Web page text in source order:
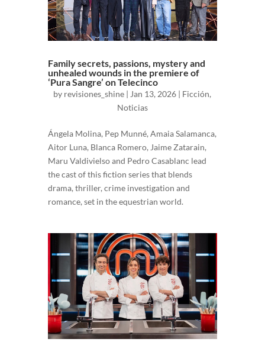
Family secrets, passions, mystery and
unhealed wounds in the premiere of
‘Pura Sangre’ on Telecinco
by revisiones_shine | Jan 13, 2026 | Ficción,
Noticias
Ángela Molina, Pep Munné, Amaia Salamanca,
Aitor Luna, Blanca Romero, Jaime Zatarain,
Maru Valdivielso and Pedro Casablanc lead
the cast of this fiction series that blends
drama, thriller, crime investigation and
romance, set in the equestrian world.